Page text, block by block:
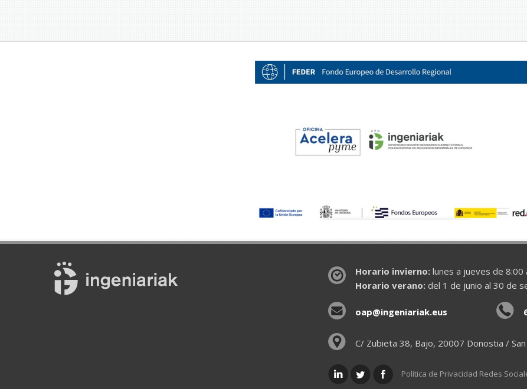
Horario invierno:lunes a jueves de 8:00
Horario verano:del 1 de junio al 30 de
oap@ingeniariak.eus
C/ Zubieta 38, Bajo, 20007 Donostia /
Política de Privacidad Redes